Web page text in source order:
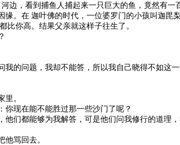
边，看到捕鱼人捕起来一只巨大的鱼，竟然有一
。在 迦叶佛的时代，一位婆罗门的小孩叫迦毘
你高。结果父亲就这样子往生了。
的问题，我却不能答，所以我自己晓得不如这一
。
现在能不能胜过那一些沙门了呢？
们都能够为我解答，可是他们问我修行的道理
骂回去。